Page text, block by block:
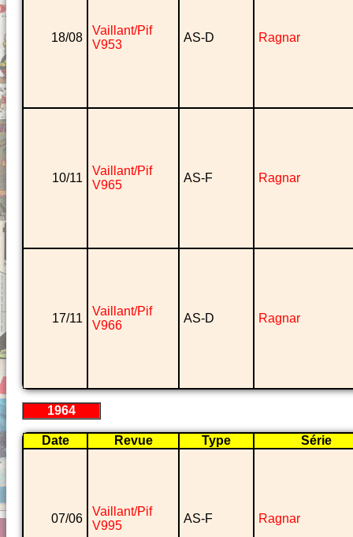
18/08
Vaillant/Pif
V953
AS-D Ragnar
10/11
Vaillant/Pif
V965
AS-F Ragnar
17/11
Vaillant/Pif
V966
AS-D Ragnar
1964
Date Revue Type Série
07/06
Vaillant/Pif
V995
AS-F Ragnar